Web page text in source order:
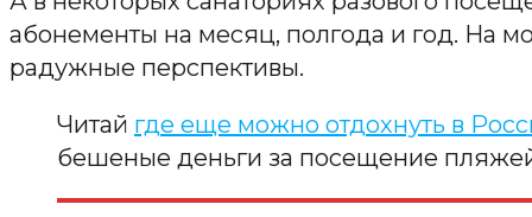
абонементы на месяц, полгода и год. На
радужные перспективы.
Читай где еще можно отдохнуть в
бешеные деньги за посещение